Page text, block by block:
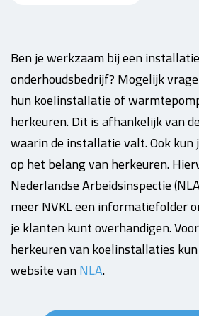
Ben je werkzaam bij een
onderhoudsbedrijf? Mogelijk
hun koelinstallatie of
herkeuren. Dit is afhankelijk van
waarin de installatie valt. Ook
op het belang van herkeuren.
Nederlandse Arbeidsinspectie
meer NVKL een informatiefolder
je klanten kunt overhandigen.
herkeuren van koelinstallaties
website vanNLA.